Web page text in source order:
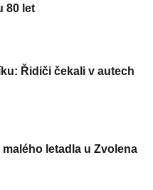
80 let
Řidiči čekali v autech
letadla u Zvolena